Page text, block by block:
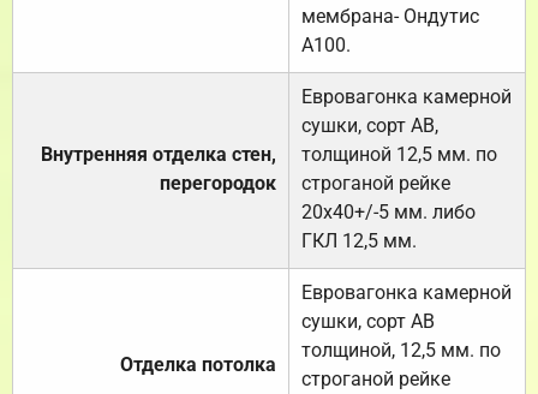
мембрана- Ондутис
А100.
Внутренняя отделка стен,
перегородок
Евровагонка камерной
сушки, сорт АВ,
толщиной 12,5 мм. по
строганой рейке
20х40+/-5 мм. либо
ГКЛ 12,5 мм.
Отделка потолка
Евровагонка камерной
сушки, сорт АВ
толщиной, 12,5 мм. по
строганой рейке